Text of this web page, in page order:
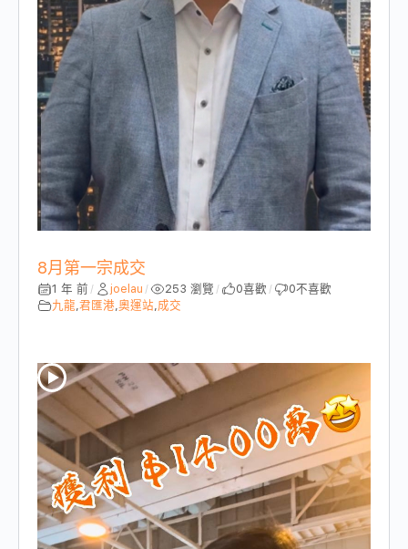
8月第一宗成交
1 年 前 / joelau / 253 瀏覽 / 0喜歡 / 0不喜歡
九龍 君匯港 奧運站 成交